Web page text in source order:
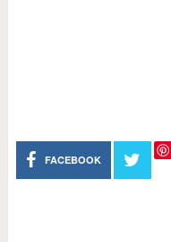
FACEBOOK